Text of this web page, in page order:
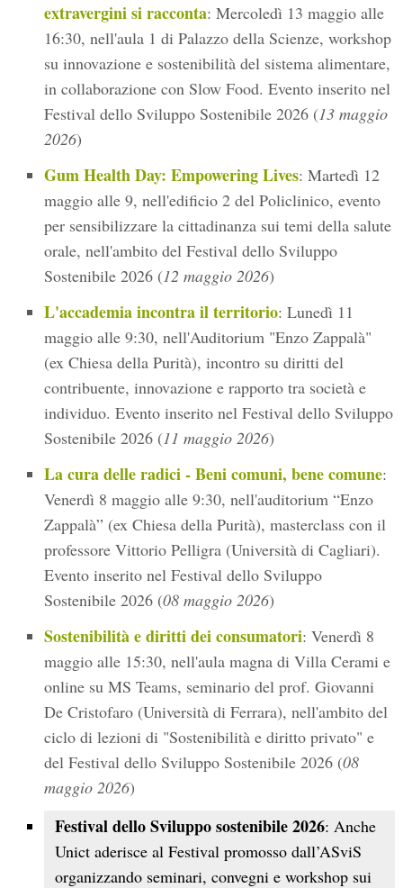
extravergini si racconta: Mercoledì 13 maggio alle
16:30, nell'aula 1 di Palazzo della Scienze, workshop
su innovazione e sostenibilità del sistema alimentare,
in collaborazione con Slow Food. Evento inserito nel
Festival dello Sviluppo Sostenibile 2026 (13 maggio
2026)
Gum Health Day: Empowering Lives: Martedì 12
maggio alle 9, nell'edificio 2 del Policlinico, evento
per sensibilizzare la cittadinanza sui temi della salute
orale, nell'ambito del Festival dello Sviluppo
Sostenibile 2026 (12 maggio 2026)
L'accademia incontra il territorio: Lunedì 11
maggio alle 9:30, nell'Auditorium "Enzo Zappalà"
(ex Chiesa della Purità), incontro su diritti del
contribuente, innovazione e rapporto tra società e
individuo. Evento inserito nel Festival dello Sviluppo
Sostenibile 2026 (11 maggio 2026)
La cura delle radici - Beni comuni, bene comune:
Venerdì 8 maggio alle 9:30, nell'auditorium “Enzo
Zappalà” (ex Chiesa della Purità), masterclass con il
professore Vittorio Pelligra (Università di Cagliari).
Evento inserito nel Festival dello Sviluppo
Sostenibile 2026 (08 maggio 2026)
Sostenibilità e diritti dei consumatori: Venerdì 8
maggio alle 15:30, nell'aula magna di Villa Cerami e
online su MS Teams, seminario del prof. Giovanni
De Cristofaro (Università di Ferrara), nell'ambito del
ciclo di lezioni di "Sostenibilità e diritto privato" e
del Festival dello Sviluppo Sostenibile 2026 (08
maggio 2026)
Festival dello Sviluppo sostenibile 2026: Anche
Unict aderisce al Festival promosso dall’ASviS
organizzando seminari, convegni e workshop sui